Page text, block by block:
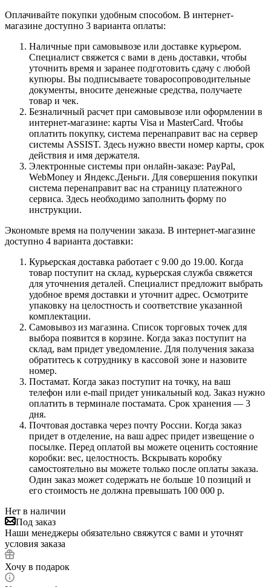
Оплачивайте покупки удобным способом. В интернет-
магазине доступно 3 варианта оплаты:
Наличные при самовывозе или доставке курьером.
Специалист свяжется с вами в день доставки, чтобы
уточнить время и заранее подготовить сдачу с любой
купюры. Вы подписываете товаросопроводительные
документы, вносите денежные средства, получаете
товар и чек.
Безналичный расчет при самовывозе или оформлении в
интернет-магазине: карты Visa и MasterCard. Чтобы
оплатить покупку, система перенаправит вас на сервер
системы ASSIST. Здесь нужно ввести номер карты, срок
действия и имя держателя.
Электронные системы при онлайн-заказе: PayPal,
WebMoney и Яндекс.Деньги. Для совершения покупки
система перенаправит вас на страницу платежного
сервиса. Здесь необходимо заполнить форму по
инструкции.
Экономьте время на получении заказа. В интернет-магазине
доступно 4 варианта доставки:
Курьерская доставка работает с 9.00 до 19.00. Когда
товар поступит на склад, курьерская служба свяжется
для уточнения деталей. Специалист предложит выбрать
удобное время доставки и уточнит адрес. Осмотрите
упаковку на целостность и соответствие указанной
комплектации.
Самовывоз из магазина. Список торговых точек для
выбора появится в корзине. Когда заказ поступит на
склад, вам придет уведомление. Для получения заказа
обратитесь к сотруднику в кассовой зоне и назовите
номер.
Постамат. Когда заказ поступит на точку, на ваш
телефон или e-mail придет уникальный код. Заказ нужно
оплатить в терминале постамата. Срок хранения — 3
дня.
Почтовая доставка через почту России. Когда заказ
придет в отделение, на ваш адрес придет извещение о
посылке. Перед оплатой вы можете оценить состояние
коробки: вес, целостность. Вскрывать коробку
самостоятельно вы можете только после оплаты заказа.
Один заказ может содержать не больше 10 позиций и
его стоимость не должна превышать 100 000 р.
Нет в наличии
Под заказ
Наши менеджеры обязательно свяжутся с вами и уточнят
условия заказа
Хочу в подарок